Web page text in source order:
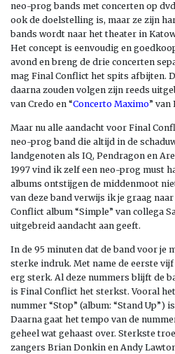
neo-prog bands met concerten op
ook de doelstelling is, maar ze zijn
bands wordt naar het theater in
Het concept is eenvoudig en
avond en breng de drie concerten
mag Final Conflict het spits afbijten.
daarna zouden volgen zijn reeds
van Credo en “Concerto Maximo” van
Maar nu alle aandacht voor Final
neo-prog band die altijd in de
landgenoten als IQ, Pendragon en
1997 vind ik zelf een neo-prog must
albums ontstijgen de middenmoot
van deze band verwijs ik je graag
Conflict album “Simple” van collega
uitgebreid aandacht aan geeft.
In de 95 minuten dat de band voor je
sterke indruk. Met name de eerste
erg sterk. Al deze nummers blijft de
is Final Conflict het sterkst. Vooral
nummer “Stop” (album: “Stand Up”)
Daarna gaat het tempo van de
geheel wat gehaast over. Sterkste
zangers Brian Donkin en Andy